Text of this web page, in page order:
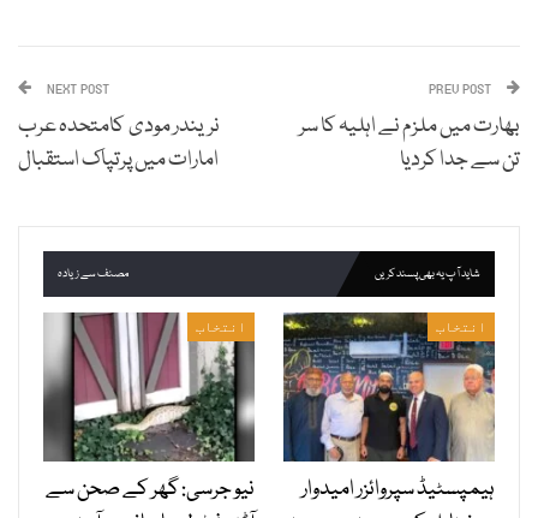
بھارت میں ملزم نے اہلیہ کا سر
تن سے جدا کردیا
NEXT POST
نریندر مودی کامتحدہ عرب
امارات میں پرتپاک استقبال
شاید آپ یہ بھی پسند کریں مصنف سے زیادہ
انتخاب
ہیمپسٹیڈ سپروائزر امیدوار
انتخاب
نیو جرسی: گھر کے صحن سے